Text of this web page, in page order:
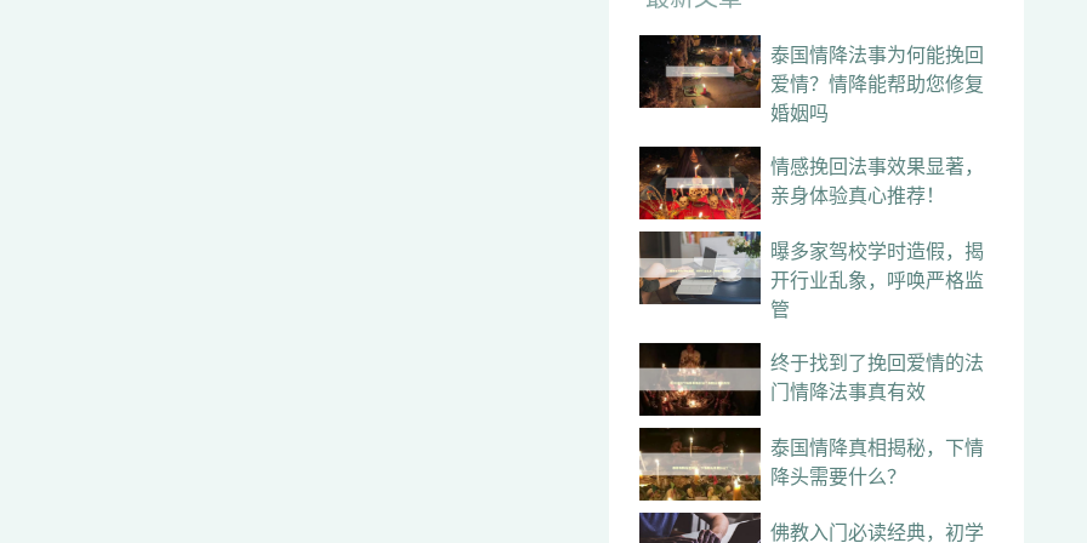
泰国情降法事为何能挽回
爱情？情降能帮助您修复
婚姻吗
情感挽回法事效果显著，
亲身体验真心推荐！
曝多家驾校学时造假，揭
开行业乱象，呼唤严格监
管
终于找到了挽回爱情的法
门情降法事真有效
泰国情降真相揭秘，下情
降头需要什么？
佛教入门必读经典，初学